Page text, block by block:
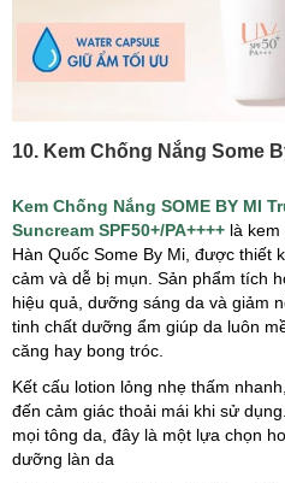
10. Kem Chống Nắng Some
Kem Chống Nắng SOME BY MI
Suncream SPF50+/PA++++ là
Hàn Quốc Some By Mi, được thiết
cảm và dễ bị mụn. Sản phẩm tích
hiệu quả, dưỡng sáng da và giảm
tinh chất dưỡng ẩm giúp da luôn
căng hay bong tróc.
Kết cấu lotion lỏng nhẹ thấm
đến cảm giác thoải mái khi sử
mọi tông da, đây là một lựa chọn
dưỡng làn da